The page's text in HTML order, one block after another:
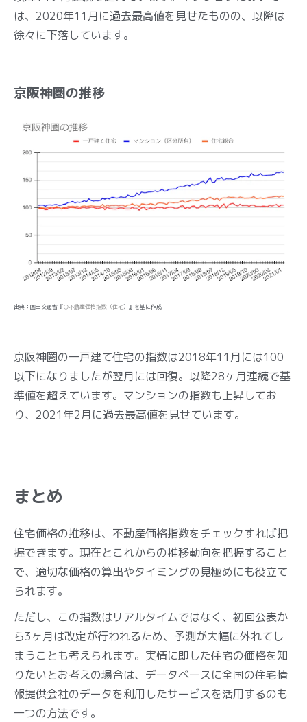
は、2020年11月に過去最高値を見せたものの、以降は
徐々に下落しています。
京阪神圏の推移
出典：国土交通省『○不動産価格指数（住宅）』を基に作成
京阪神圏の一戸建て住宅の指数は2018年11月には100
以下になりましたが翌月には回復。以降28ヶ月連続で基
準値を超えています。マンションの指数も上昇してお
り、2021年2月に過去最高値を見せています。
まとめ
住宅価格の推移は、不動産価格指数をチェックすれば把
握できます。現在とこれからの推移動向を把握すること
で、適切な価格の算出やタイミングの見極めにも役立て
られます。
ただし、この指数はリアルタイムではなく、初回公表か
ら3ヶ月は改定が行われるため、予測が大幅に外れてし
まうことも考えられます。実情に即した住宅の価格を知
りたいとお考えの場合は、データベースに全国の住宅情
報提供会社のデータを利用したサービスを活用するのも
一つの方法です。